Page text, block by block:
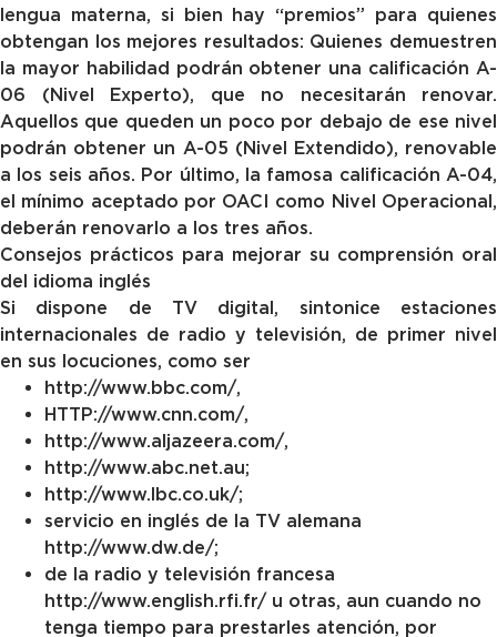
lengua materna, si bien hay “premios” para quienes
obtengan los mejores resultados: Quienes demuestren
la mayor habilidad podrán obtener una calificación A-
06 (Nivel Experto), que no necesitarán renovar.
Aquellos que queden un poco por debajo de ese nivel
podrán obtener un A-05 (Nivel Extendido), renovable
a los seis años. Por último, la famosa calificación A-04,
el mínimo aceptado por OACI como Nivel Operacional,
deberán renovarlo a los tres años.
Consejos prácticos para mejorar su comprensión oral
del idioma inglés
Si dispone de TV digital, sintonice estaciones
internacionales de radio y televisión, de primer nivel
en sus locuciones, como ser
http://www.bbc.com/,
HTTP://www.cnn.com/,
http://www.aljazeera.com/,
http://www.abc.net.au;
http://www.lbc.co.uk/;
servicio en inglés de la TV alemana
http://www.dw.de/;
de la radio y televisión francesa
http://www.english.rfi.fr/ u otras, aun cuando no
tenga tiempo para prestarles atención, por